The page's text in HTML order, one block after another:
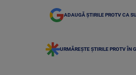
ADAUGĂ ȘTIRILE PROTV CA
URMĂREȘTE ȘTIRILE PROTV ÎN